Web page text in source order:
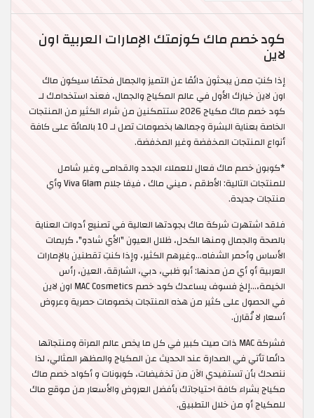
كود خصم ماك كوزمتك الإمارات العربية اون
لاين
إذا كنتِ ممن يبحثون دائمًا عن التميز والجمال فحتمًا سيكون ماك
اون لاين خيارك الأول في عالم المكياج والجمال، فعند استخدامك لـ
كود خصم ماك مكياج 2026 ستتمكنين من شراء الكثير من المنتجات
الخاصة بعناية البشرة وجمالها بخصومات تصل لـ 10 بالمائة على كافة
أنواع المنتجات المخفضة وغير المخفضة.
*كوبون خصم ماك فعال للعملاء الجدد والقدامى وغير شامل
للمنتجات التالية: الأطقم ، ميني ماك ، فيفا جلام Viva Glam وأي
منتجات جديدة.
فلقد اشتهرت شركة ماك بجودتها العالية في تصنيع أدوات العناية
بالصحة والجمال ومنها الكحل، ظلال العيون "الأي شادو"، كريمات
الأساس وأحمر الشفاه...وغيرهم الكثير، وإذا كنتِ تقطنين بالإمارات
العربية أو أي من مدنها: أبو ظبي، دبي، الشارقة، العين، رأس
الخيمة،…إلخ فسوف يساعدك كود خصم MAC Cosmetics اون لاين
في الحصول على كثير من هذه المنتجات بخصومات حصرية وعروض
أسعار لا تُقارن.
فشركة MAC ذات صيت كبير في كل ما يخص عالم المرآة ومنتجاتها
دائما تأتي في الصدارة عند الحديث عن المكياج والمظهر المثالي، لذا
ننصحك بأن تستفيدي الآن من تخفيضات، كوبونات و أكواد خصم ماك
مكياج بشراء كافة احتياجاتك بأفضل العروض والأسعار من موقع ماك
للمكياج أو من خلال التطبيق.